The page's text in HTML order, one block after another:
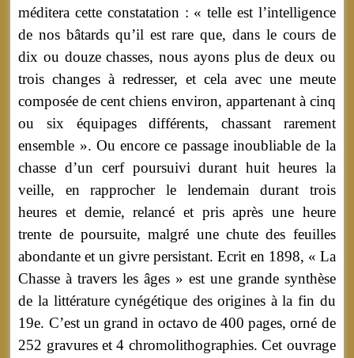
méditera cette constatation : « telle est l’intelligence
de nos bâtards qu’il est rare que, dans le cours de
dix ou douze chasses, nous ayons plus de deux ou
trois changes à redresser, et cela avec une meute
composée de cent chiens environ, appartenant à cinq
ou six équipages différents, chassant rarement
ensemble ». Ou encore ce passage inoubliable de la
chasse d’un cerf poursuivi durant huit heures la
veille, en rapprocher le lendemain durant trois
heures et demie, relancé et pris après une heure
trente de poursuite, malgré une chute des feuilles
abondante et un givre persistant. Ecrit en 1898, « La
Chasse à travers les âges » est une grande synthèse
de la littérature cynégétique des origines à la fin du
19e. C’est un grand in octavo de 400 pages, orné de
252 gravures et 4 chromolithographies. Cet ouvrage